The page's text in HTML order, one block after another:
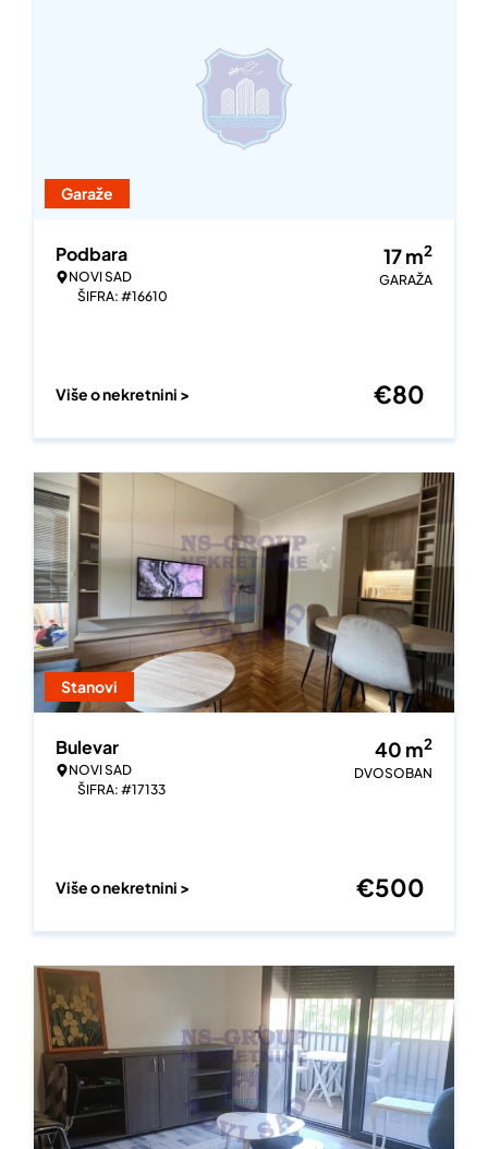
Garaže
Podbara
NOVI SAD
ŠIFRA: #16610
17m2
GARAŽA
Više o nekretnini > €80
Stanovi
Bulevar
NOVI SAD
ŠIFRA: #17133
40 m2
DVOSOBAN
Više o nekretnini > €500